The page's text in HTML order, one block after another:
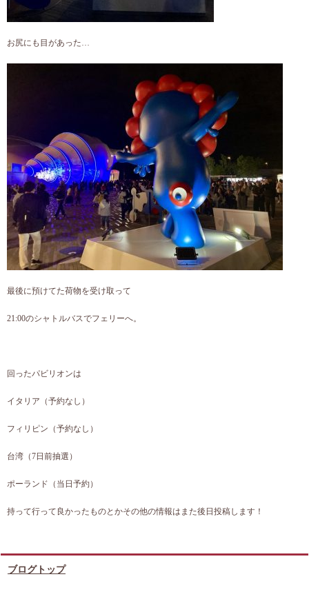
お尻にも目があった…
最後に預けてた荷物を受け取って
21:00のシャトルバスでフェリーへ。
回ったパビリオンは
イタリア（予約なし）
フィリピン（予約なし）
台湾（7日前抽選）
ポーランド（当日予約）
持って行って良かったものとかその他の情報はまた後日投稿します！
ブログトップ